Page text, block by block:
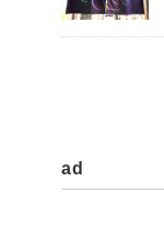
ad